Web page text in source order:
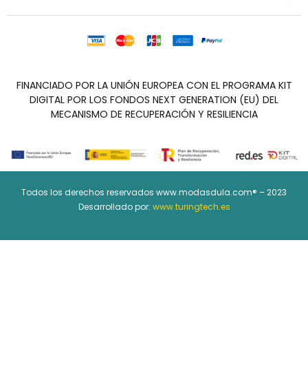
FINANCIADO POR LA UNIÓN EUROPEA CON EL PROGRAMA KIT
DIGITAL POR LOS FONDOS NEXT GENERATION (EU) DEL
MECANISMO DE RECUPERACIÓN Y RESILIENCIA
Todos los derechos reservados www.modasdula.com® – 2023
Desarrollado por: www.turingtech.es